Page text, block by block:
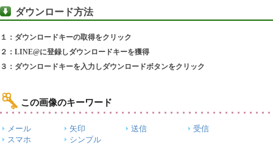
ダウンロード方法
１：ダウンロードキーの取得をクリック
２：LINE@に登録しダウンロードキーを獲得
３：ダウンロードキーを入力しダウンロードボタンをクリック
この画像のキーワード
メール 矢印 送信
受信
スマホ
シンプル